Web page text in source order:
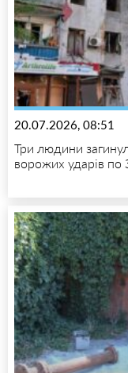
20.07.2026, 08:51
Три людини
ворожих ударів